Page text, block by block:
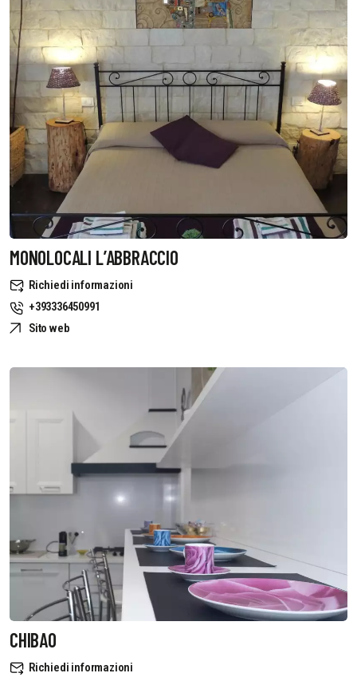
MONOLOCALI L’ABBRACCIO
Richiedi informazioni
+393336450991
Sito web
CHIBAO
Richiedi informazioni